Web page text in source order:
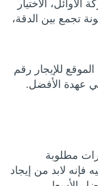
الاختيار
تجمع بين الدقة،
للإيجار رقم
مطلوبة
فإنه لابد من إيجاد